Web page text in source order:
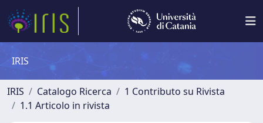
IRIS
IRIS Catalogo Ricerca
1 Contributo su Rivista
1.1 Articolo in rivista